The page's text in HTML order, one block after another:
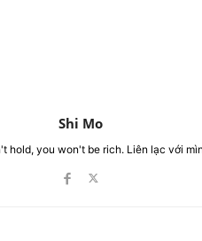
Shi Mo
hold, you won't be rich. Liên lạc với